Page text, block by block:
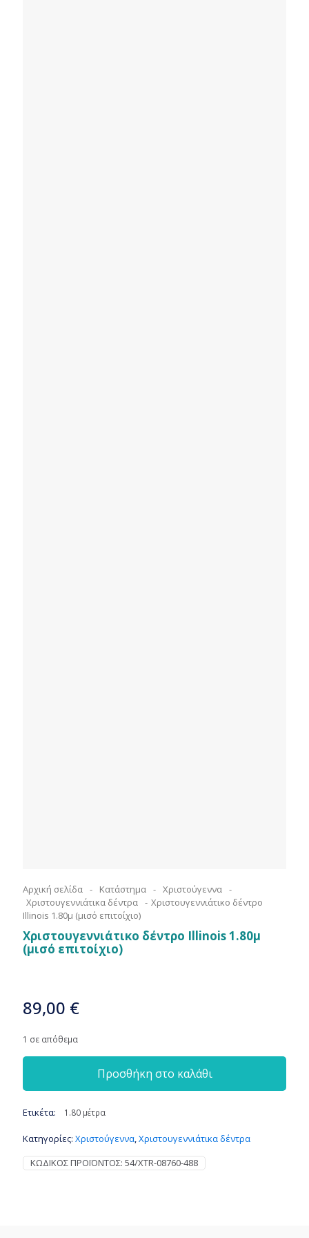
Αρχική σελίδα - Κατάστημα - Χριστούγεννα -
Χριστουγεννιάτικα δέντρα - Χριστουγεννιάτικο δέντρο
Illinois 1.80μ (μισό επιτοίχιο)
Χριστουγεννιάτικο δέντρο Illinois 1.80μ
(μισό επιτοίχιο)
89,00 €
1 σε απόθεμα
Προσθήκη στο καλάθι
Ετικέτα: 1.80 μέτρα
Κατηγορίες: Χριστούγεννα,Χριστουγεννιάτικα δέντρα
ΚΩΔΙΚΌΣ ΠΡΟΪΌΝΤΟΣ: 54/XTR-08760-488